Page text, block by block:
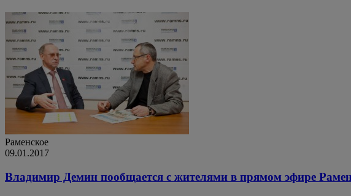
Раменское
09.01.2017
Владимир Демин пообщается с жителями в прямом эфире